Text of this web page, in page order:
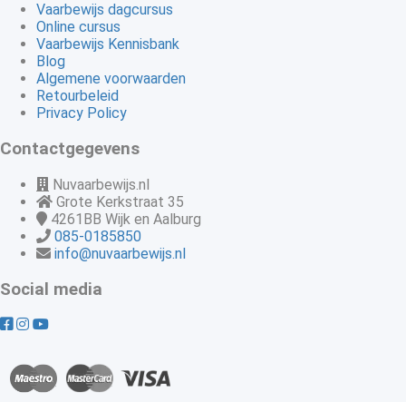
Vaarbewijs dagcursus
Online cursus
Vaarbewijs Kennisbank
Blog
Algemene voorwaarden
Retourbeleid
Privacy Policy
Contactgegevens
Nuvaarbewijs.nl
Grote Kerkstraat 35
4261BB Wijk en Aalburg
085-0185850
info@nuvaarbewijs.nl
Social media